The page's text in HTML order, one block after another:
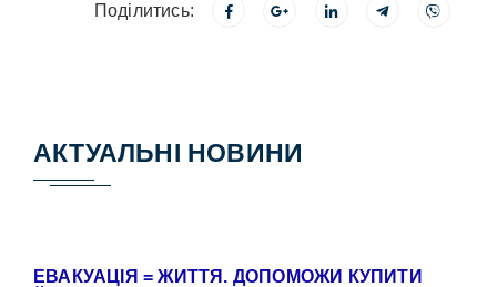
Поділитись:
АКТУАЛЬНІ НОВИНИ
ЕВАКУАЦІЯ = ЖИТТЯ. ДОПОМОЖИ КУПИТИ